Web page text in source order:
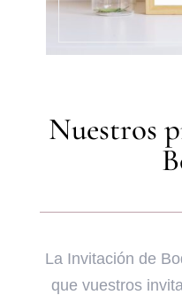
Nuestros
La Invitación de
que vuestros